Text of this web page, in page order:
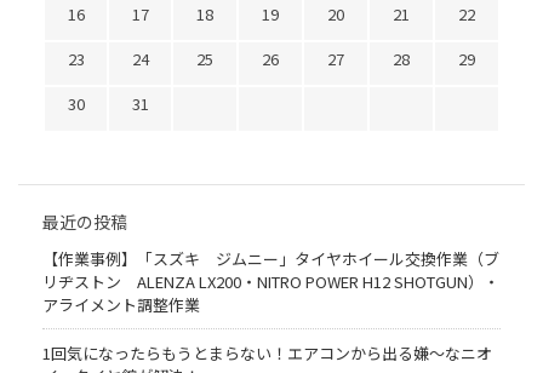
16
17 18 19 20 21
22
23
24 25 26 27 28
29
30
31
最近の投稿
【作業事例】「スズキ ジムニー」タイヤホイール交換作業（ブ
リヂストン ALENZA LX200・NITRO POWER H12 SHOTGUN）・
アライメント調整作業
1回気になったらもうとまらない！エアコンから出る嫌〜なニオ